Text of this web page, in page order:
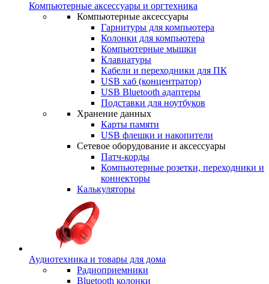
Компьютерные аксессуары и оргтехника
Компьютерные аксессуары
Гарнитуры для компьютера
Колонки для компьютера
Компьютерные мышки
Клавиатуры
Кабели и переходники для ПК
USB хаб (концентратор)
USB Bluetooth адаптеры
Подставки для ноутбуков
Хранение данных
Карты памяти
USB флешки и накопители
Сетевое оборудование и аксессуары
Патч-корды
Компьютерные розетки, переходники и
коннекторы
Калькуляторы
Аудиотехника и товары для дома
Радиоприемники
Bluetooth колонки